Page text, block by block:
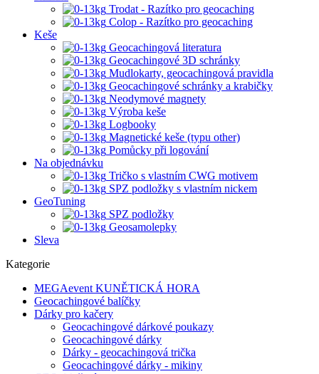
Trodat - Razítko pro geocaching
Colop - Razítko pro geocaching
Keše
Geocachingová literatura
Geocachingové 3D schránky
Mudlokarty, geocachingová pravidla
Geocachingové schránky a krabičky
Neodymové magnety
Výroba keše
Logbooky
Magnetické keše (typu other)
Pomůcky při logování
Na objednávku
Tričko s vlastním CWG motivem
SPZ podložky s vlastním nickem
GeoTuning
SPZ podložky
Geosamolepky
Sleva
Kategorie
MEGAevent KUNĚTICKÁ HORA
Geocachingové balíčky
Dárky pro kačery
Geocachingové dárkové poukazy
Geocachingové dárky
Dárky - geocachingová trička
Geocachingové dárky - mikiny